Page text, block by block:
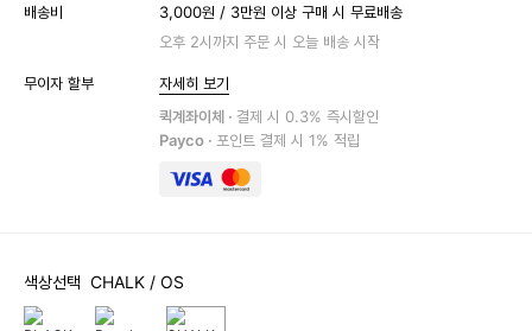
배송비
3,000원 / 3만원 이상 구매 시 무료배송
오후 2시까지 주문 시 오늘 배송 시작
무이자 할부
자세히 보기
퀵계좌이체 · 결제 시 0.3% 즉시할인
Payco · 포인트 결제 시 1% 적립
색상선택 CHALK / OS